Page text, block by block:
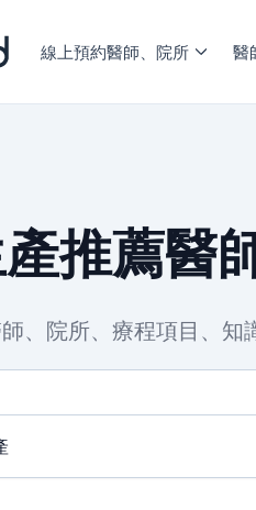
線上預約醫師、院所 醫
推薦醫
、院所、療程項目、知